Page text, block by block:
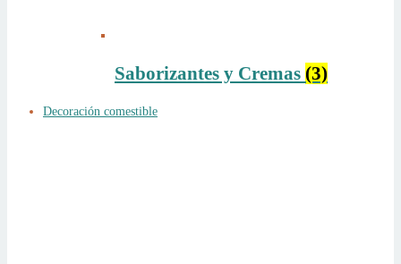
Saborizantes y Cremas (3)
Decoración comestible